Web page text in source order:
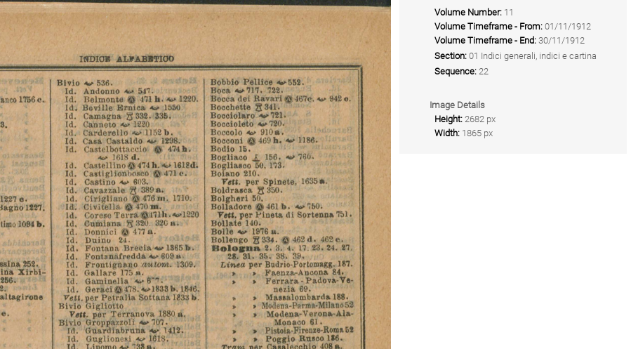
Volume Number: 11
Volume Timeframe - From: 01/11/1912
Volume Timeframe - End: 30/11/1912
Section: 01 Indici generali, indici e cartina
Sequence: 22
Image Details
Height: 2682 px
Width: 1865 px